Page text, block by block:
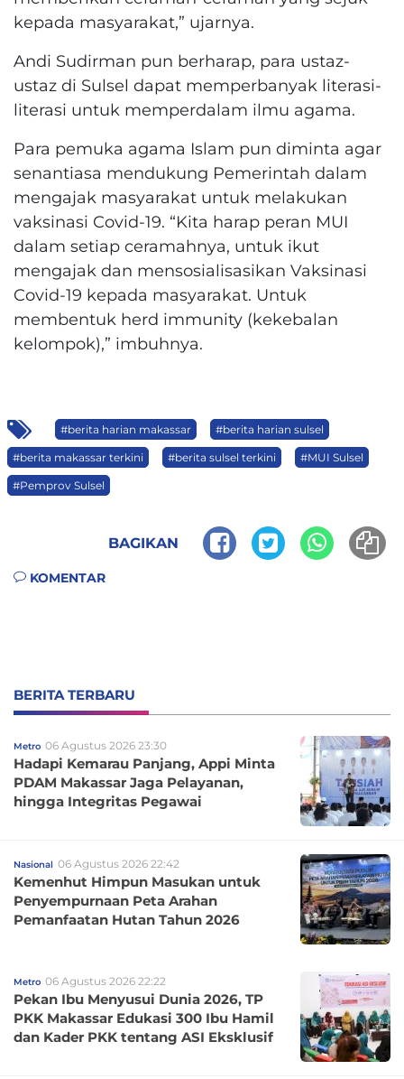
kepada masyarakat,” ujarnya.
Andi Sudirman pun berharap, para ustaz-
ustaz di Sulsel dapat memperbanyak literasi-
literasi untuk memperdalam ilmu agama.
Para pemuka agama Islam pun diminta agar
senantiasa mendukung Pemerintah dalam
mengajak masyarakat untuk melakukan
vaksinasi Covid-19. “Kita harap peran MUI
dalam setiap ceramahnya, untuk ikut
mengajak dan mensosialisasikan Vaksinasi
Covid-19 kepada masyarakat. Untuk
membentuk herd immunity (kekebalan
kelompok),” imbuhnya.
#berita harian makassar #berita harian sulsel
#berita makassar terkini #berita sulsel terkini #MUI Sulsel
#Pemprov Sulsel
BAGIKAN
KOMENTAR
BERITA TERBARU
Metro 06 Agustus 2026 23:30
Hadapi Kemarau Panjang, Appi Minta
PDAM Makassar Jaga Pelayanan,
hingga Integritas Pegawai
Nasional 06 Agustus 2026 22:42
Kemenhut Himpun Masukan untuk
Penyempurnaan Peta Arahan
Pemanfaatan Hutan Tahun 2026
Metro 06 Agustus 2026 22:22
Pekan Ibu Menyusui Dunia 2026, TP
PKK Makassar Edukasi 300 Ibu Hamil
dan Kader PKK tentang ASI Eksklusif